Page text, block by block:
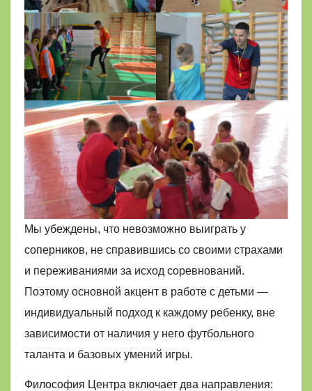
Мы убеждены, что невозможно выиграть у
соперников, не справившись со своими страхами
и переживаниями за исход соревнований.
Поэтому основной акцент в работе с детьми —
индивидуальный подход к каждому ребенку, вне
зависимости от наличия у него футбольного
таланта и базовых умений игры.
Философия Центра включает два направления: